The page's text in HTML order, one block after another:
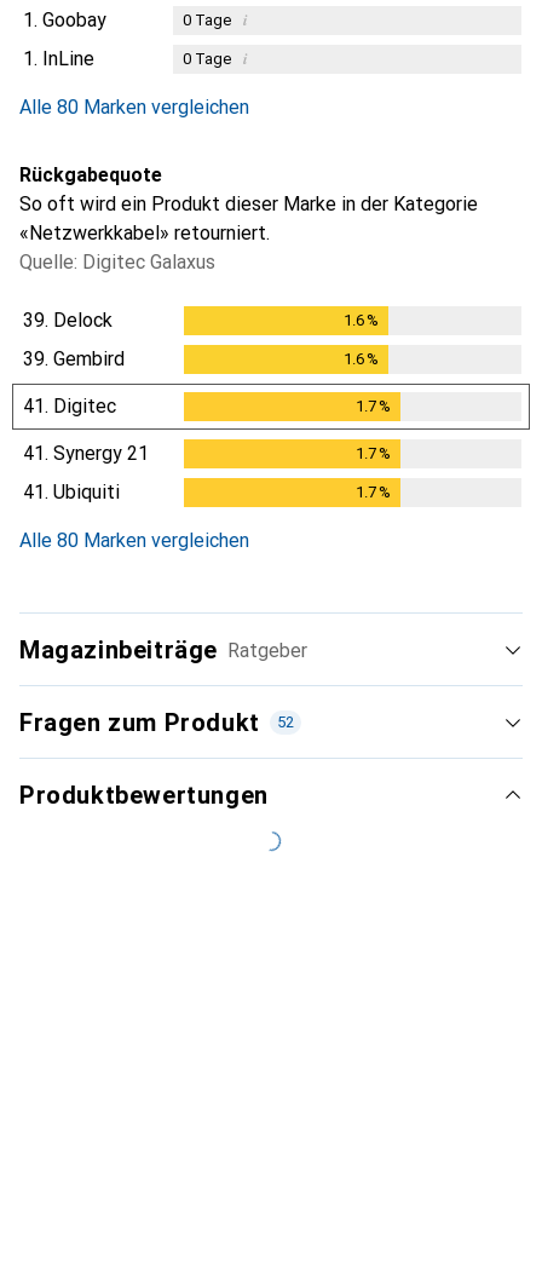
1. Goobay 0Tage i
1. InLine 0Tage i
Alle 80 Marken vergleichen
Rückgabequote
So oft wird ein Produkt dieser Marke in der Kategorie
«Netzwerkkabel» retourniert.
Quelle: Digitec Galaxus
39. Delock 1.6%
39. Gembird 1.6%
41. Digitec 1.7%
41. Synergy 21 1.7%
41. Ubiquiti 1.7%
Alle 80 Marken vergleichen
Magazinbeiträge Ratgeber
Fragen zum Produkt 52
Produktbewertungen